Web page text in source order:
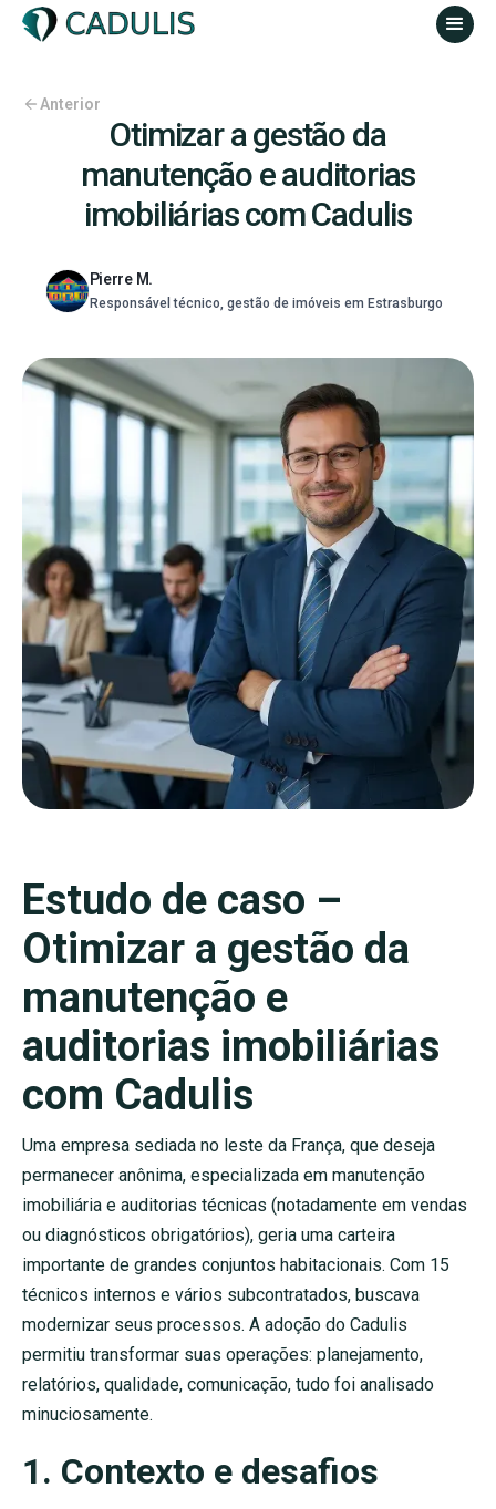
Anterior
Otimizar a gestão da
manutenção e auditorias
imobiliárias com Cadulis
Pierre M.
Responsável técnico, gestão de imóveis em Estrasburgo
Estudo de caso –
Otimizar a gestão da
manutenção e
auditorias imobiliárias
com Cadulis
Uma empresa sediada no leste da França, que deseja
permanecer anônima, especializada em manutenção
imobiliária e auditorias técnicas (notadamente em vendas
ou diagnósticos obrigatórios), geria uma carteira
importante de grandes conjuntos habitacionais. Com 15
técnicos internos e vários subcontratados, buscava
modernizar seus processos. A adoção do Cadulis
permitiu transformar suas operações: planejamento,
relatórios, qualidade, comunicação, tudo foi analisado
minuciosamente.
1. Contexto e desafios